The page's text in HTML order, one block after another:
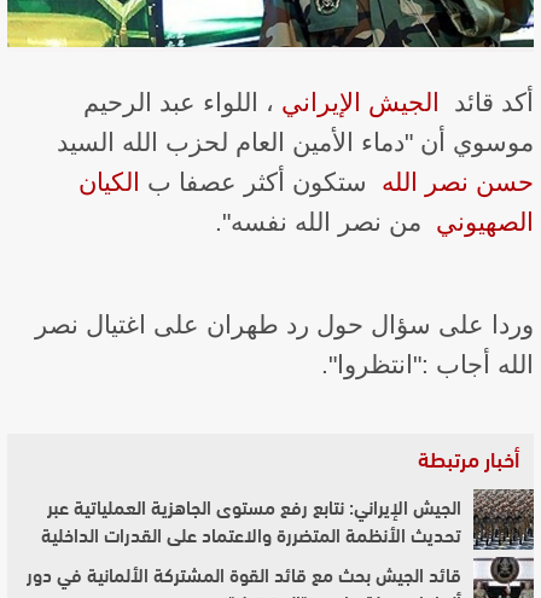
أكد قائد ​ الجيش الإيراني ​، اللواء عبد الرحيم
موسوي أن "دماء الأمين العام لحزب الله السيد ​
حسن نصر الله
​ ستكون أكثر عصفا ب​
الكيان
الصهيوني
​ من نصر الله نفسه".
وردا على سؤال حول رد طهران على اغتيال نصر
الله أجاب :"انتظروا".
أخبار مرتبطة
الجيش الإيراني: نتابع رفع مستوى الجاهزية العملياتية عبر
تحديث الأنظمة المتضررة والاعتماد على القدرات الداخلية
قائد الجيش بحث مع قائد القوة المشتركة الألمانية في دور